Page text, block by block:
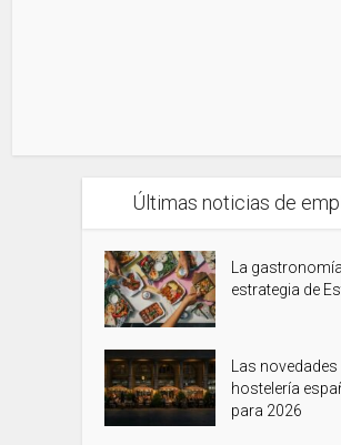
Últimas noticias de
La
estrategia de
Las novedades
hostelería
para 2026